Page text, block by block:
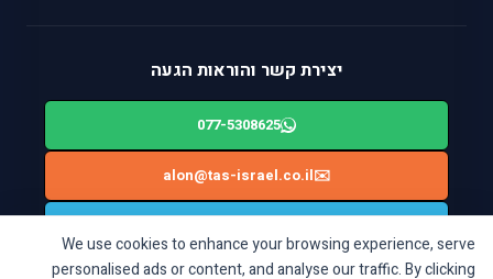
We use cookies to enhance your browsing experience, serve
personalised ads or content, and analyse our traffic. By clicking
יצירת קשר והוראות הגעה
077-5308625
✉️
alon@tas-israel.co.il